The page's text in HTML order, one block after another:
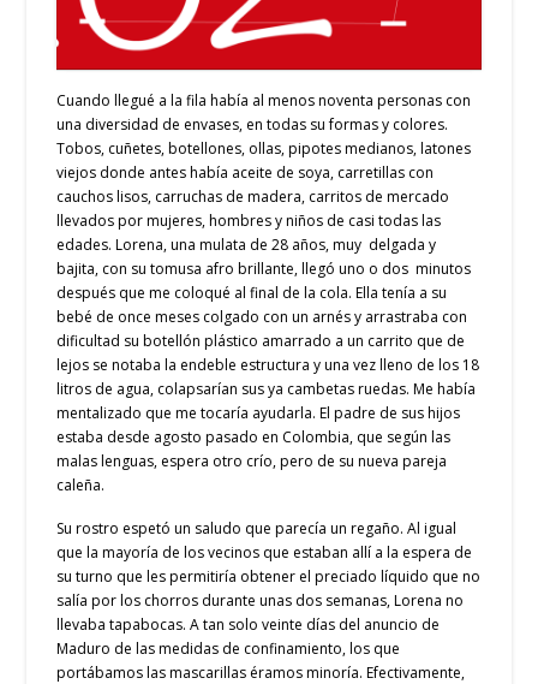
Cuando llegué a la fila había al menos noventa personas con
una diversidad de envases, en todas su formas y colores.
Tobos, cuñetes, botellones, ollas, pipotes medianos, latones
viejos donde antes había aceite de soya, carretillas con
cauchos lisos, carruchas de madera, carritos de mercado
llevados por mujeres, hombres y niños de casi todas las
edades. Lorena, una mulata de 28 años, muy delgada y
bajita, con su tomusa afro brillante, llegó uno o dos minutos
después que me coloqué al final de la cola. Ella tenía a su
bebé de once meses colgado con un arnés y arrastraba con
dificultad su botellón plástico amarrado a un carrito que de
lejos se notaba la endeble estructura y una vez lleno de los 18
litros de agua, colapsarían sus ya cambetas ruedas. Me había
mentalizado que me tocaría ayudarla. El padre de sus hijos
estaba desde agosto pasado en Colombia, que según las
malas lenguas, espera otro crío, pero de su nueva pareja
caleña.
Su rostro espetó un saludo que parecía un regaño. Al igual
que la mayoría de los vecinos que estaban allí a la espera de
su turno que les permitiría obtener el preciado líquido que no
salía por los chorros durante unas dos semanas, Lorena no
llevaba tapabocas. A tan solo veinte días del anuncio de
Maduro de las medidas de confinamiento, los que
portábamos las mascarillas éramos minoría. Efectivamente,